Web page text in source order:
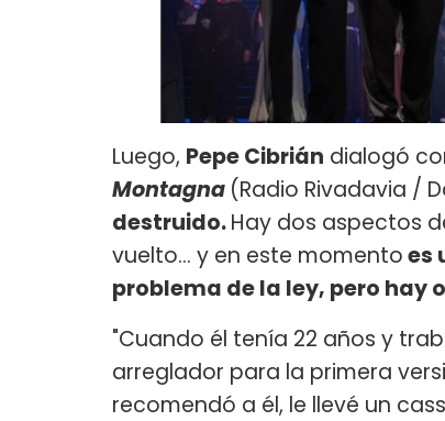
Luego, Pepe Cibrián dialogó
Montagna (Radio Rivadavia /
destruido.Hay dos aspectos
vuelto... y en este momentoes
problema de la ley, pero
"Cuando él tenía 22 años y
arreglador para la primera
recomendó a él, le llevé un